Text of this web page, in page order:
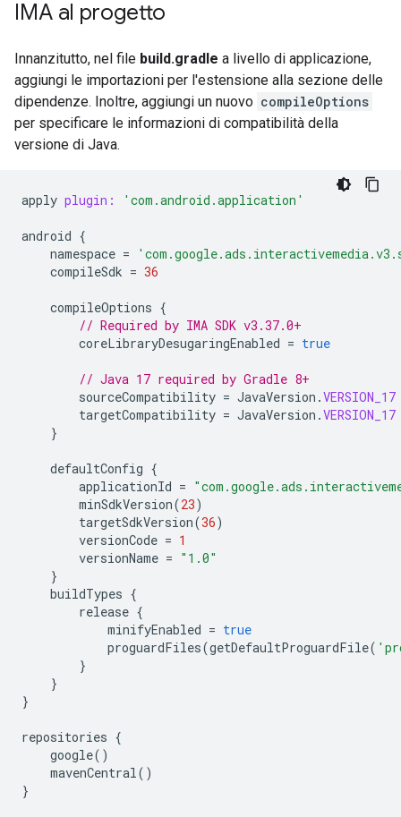
IMA al progetto
Innanzitutto, nel file build.gradle a livello di applicazione,
aggiungi le importazioni per l'estensione alla sezione delle
dipendenze. Inoltre, aggiungi un nuovo compileOptions
per specificare le informazioni di compatibilità della
versione di Java.
apply plugin: 'com.android.application'
android {
namespace =
compileSdk = 36
compileOptions {
// Required by IMA SDK v3.37.0+
coreLibraryDesugaringEnabled = true
// Java 17 required by Gradle 8+
sourceCompatibility = JavaVersion .VERSION_17
targetCompatibility = JavaVersion .VERSION_17
}
defaultConfig {
applicationId =
minSdkVersion(23)
targetSdkVersion(36)
versionCode = 1
versionName = "1.0"
}
buildTypes {
release {
minifyEnabled = true
proguardFiles(getDefaultProguardFile(
}
}
}
repositories {
google()
mavenCentral()
}